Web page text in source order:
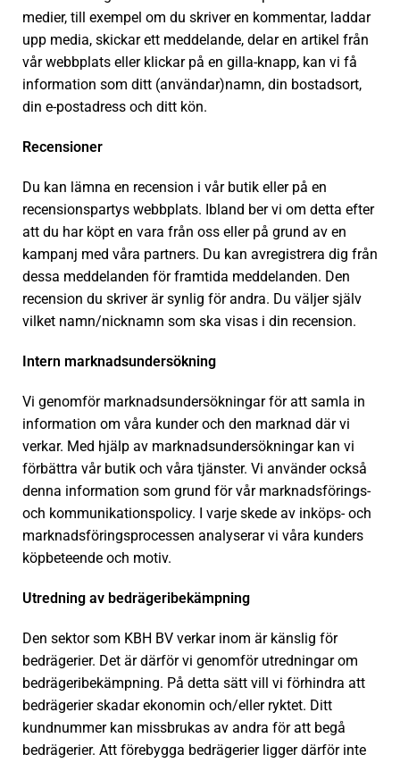
medier, till exempel om du skriver en kommentar, laddar
upp media, skickar ett meddelande, delar en artikel från
vår webbplats eller klickar på en gilla-knapp, kan vi få
information som ditt (användar)namn, din bostadsort,
din e-postadress och ditt kön.
Recensioner
Du kan lämna en recension i vår butik eller på en
recensionspartys webbplats. Ibland ber vi om detta efter
att du har köpt en vara från oss eller på grund av en
kampanj med våra partners. Du kan avregistrera dig från
dessa meddelanden för framtida meddelanden. Den
recension du skriver är synlig för andra. Du väljer själv
vilket namn/nicknamn som ska visas i din recension.
Intern marknadsundersökning
Vi genomför marknadsundersökningar för att samla in
information om våra kunder och den marknad där vi
verkar. Med hjälp av marknadsundersökningar kan vi
förbättra vår butik och våra tjänster. Vi använder också
denna information som grund för vår marknadsförings-
och kommunikationspolicy. I varje skede av inköps- och
marknadsföringsprocessen analyserar vi våra kunders
köpbeteende och motiv.
Utredning av bedrägeribekämpning
Den sektor som KBH BV verkar inom är känslig för
bedrägerier. Det är därför vi genomför utredningar om
bedrägeribekämpning. På detta sätt vill vi förhindra att
bedrägerier skadar ekonomin och/eller ryktet. Ditt
kundnummer kan missbrukas av andra för att begå
bedrägerier. Att förebygga bedrägerier ligger därför inte